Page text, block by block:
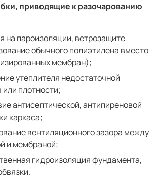
приводящие к разочарованию
на пароизоляции, ветрозащите
обычного полиэтилена вместо
мембран);
утеплителя недостаточной
плотности;
антисептической, антипиреновой
каркаса;
вентиляционного зазора между
и мембраной;
гидроизоляция фундамента,